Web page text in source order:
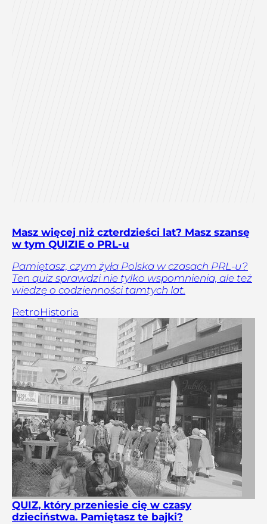
Masz więcej niż czterdzieści lat? Masz szansę
w tym QUIZIE o PRL-u
Pamiętasz, czym żyła Polska w czasach PRL-u?
Ten quiz sprawdzi nie tylko wspomnienia, ale też
wiedzę o codzienności tamtych lat.
RetroHistoria
QUIZ, który przeniesie cię w czasy
dzieciństwa. Pamiętasz te bajki?